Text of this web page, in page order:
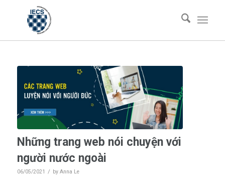
Những trang web nói chuyện với
người nước ngoài
06/05/2021 / by Anna Le